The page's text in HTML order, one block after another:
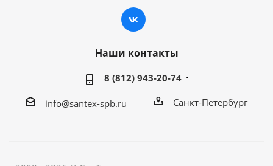
Наши контакты
8 (812) 943-20-74
info@santex-spb.ru Санкт-Петербург